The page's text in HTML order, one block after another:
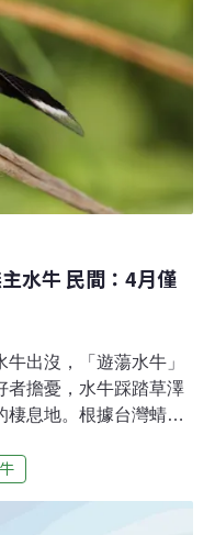
水牛 民間：4月僅
出沒，「遊蕩水牛」
者擔憂，水牛踩踏草澤
棲息地。根據台灣蜻蜓
呼籲新北市政府在蜻蜓